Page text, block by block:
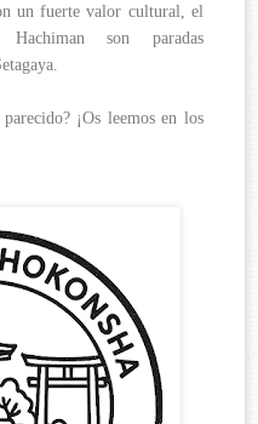
un fuerte valor cultural, el
son paradas
¡Os leemos en los